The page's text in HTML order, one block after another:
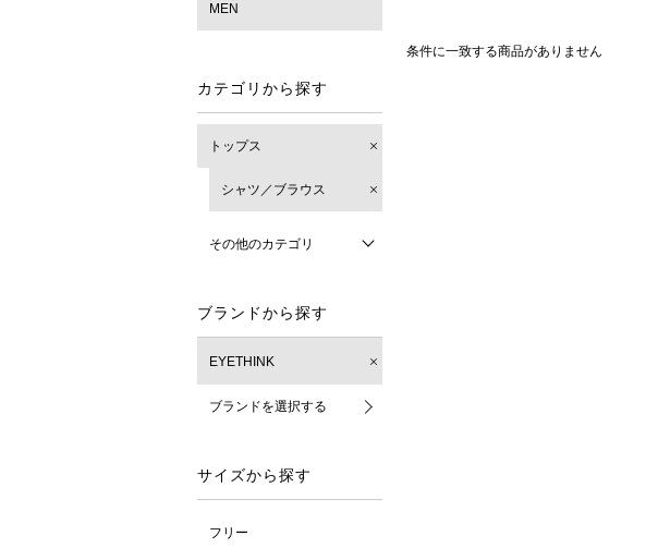
MEN
カテゴリから探す
トップス
シャツ／ブラウス
その他のカテゴリ
ブランドから探す
EYETHINK
ブランドを選択する
サイズから探す
フリー
条件に一致する商品がありません